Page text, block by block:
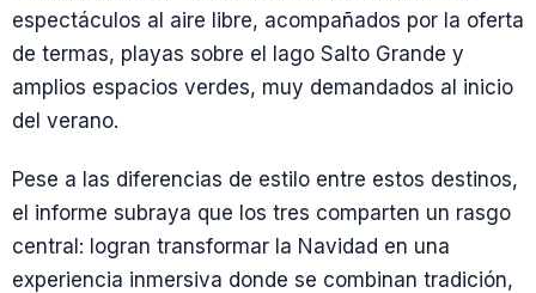
espectáculos al aire libre, acompañados por la oferta
de termas, playas sobre el lago Salto Grande y
amplios espacios verdes, muy demandados al inicio
del verano.
Pese a las diferencias de estilo entre estos destinos,
el informe subraya que los tres comparten un rasgo
central: logran transformar la Navidad en una
experiencia inmersiva donde se combinan tradición,